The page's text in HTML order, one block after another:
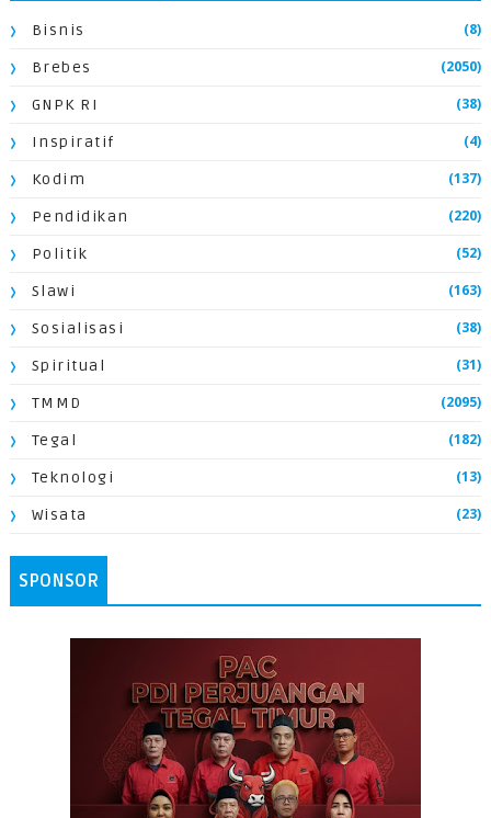
Bisnis (8)
Brebes (2050)
GNPK RI (38)
Inspiratif (4)
Kodim (137)
Pendidikan (220)
Politik (52)
Slawi (163)
Sosialisasi (38)
Spiritual (31)
TMMD (2095)
Tegal (182)
Teknologi (13)
Wisata (23)
SPONSOR